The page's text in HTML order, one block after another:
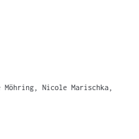
Möhring, Nicole Marischka,